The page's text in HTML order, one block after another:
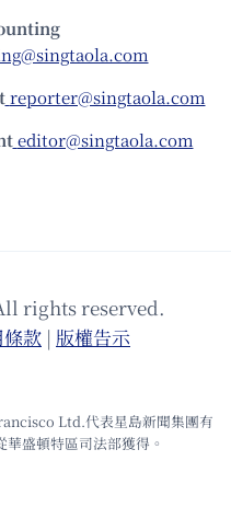
reporter@singtaola.com
editor@singtaola.com
rights reserved.
款 | 版權告⽰
Ltd.代表星島新聞集團有
盛頓特區司法部獲得。